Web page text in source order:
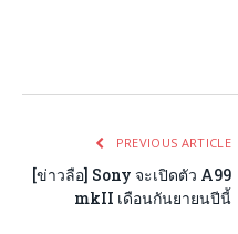
PREVIOUS ARTICLE
[ข่าวลือ] Sony จะเปิดตัว A99
mkII เดือนกันยายนปีนี้